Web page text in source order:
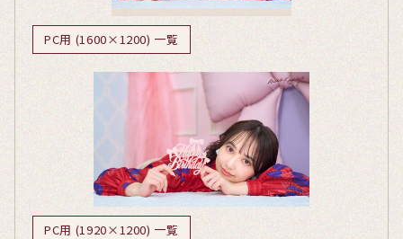
PC用 (1600×1200) 一覧
PC用 (1920×1200) 一覧